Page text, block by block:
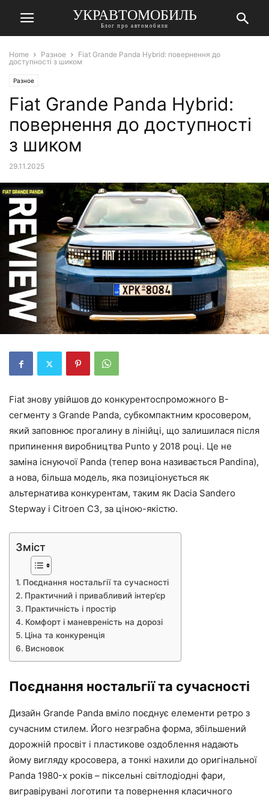
УКРАВТОМОБИЛЬ
Блог про автомобили
Home Разное
Fiat Grande Panda Hybrid: повернення до
доступності з шиком
Разное
Fiat Grande Panda Hybrid:
повернення до доступності
з шиком
29.11.2025
Fiat знову увійшов до конкурентоспроможного B-
сегменту з Grande Panda, субкомпактним кросовером,
який заповнює прогалину в лінійці, що залишилася після
припинення виробництва Punto у 2018 році. Це не
заміна існуючої Panda (тепер вона називається Pandina),
а нова, більша модель, яка позиціонується як
альтернатива конкурентам, таким як Dacia Sandero
Stepway і Citroen C3, за ціною-якістю.
Зміст
Поєднання ностальгії та сучасності
Практичний і привабливий інтер’єр
Практичність і простір
Комфорт і маневреність на дорозі
Ціна та конкуренція
Висновок
Поєднання ностальгії та сучасності
Дизайн Grande Panda вміло поєднує елементи ретро з
сучасним стилем. Його незграбна форма, збільшений
дорожній просвіт і пластикове оздоблення надають
йому вигляду кросовера, а тонкі нахили до оригінальної
Panda 1980-х років – піксельні світлодіодні фари,
вигравірувані логотипи та повернення класичного